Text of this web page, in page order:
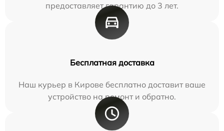
предоставляет гарантию до 3 лет.
Бесплатная доставка
Наш курьер в Кирове бесплатно доставит ваше
устройство на ремонт и обратно.